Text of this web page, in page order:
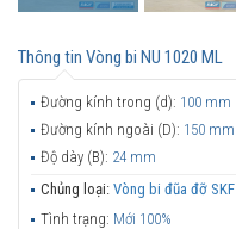
Thông tin Vòng bi NU 1020 ML
Đường kính trong (d): 100 mm
Đường kính ngoài (D): 150 mm
Độ dày (B): 24 mm
Chủng loại: Vòng bi đũa đỡ SKF
Tình trạng: Mới 100%